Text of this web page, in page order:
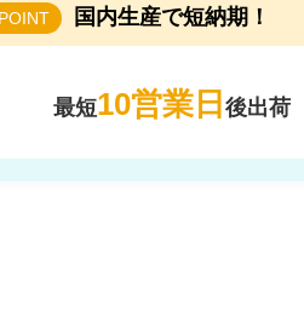
POINT 国内生産で短納期！
最短10営業日 後出荷